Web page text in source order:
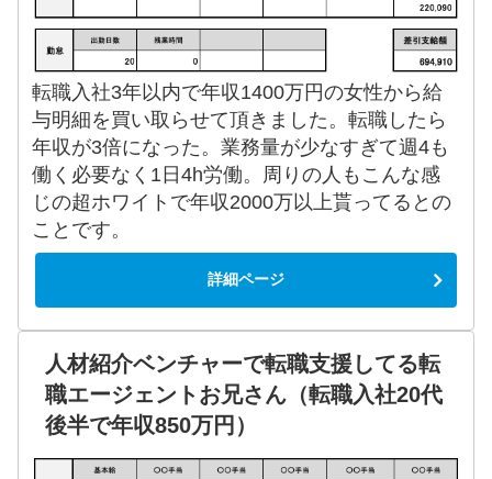
転職入社3年以内で年収1400万円の女性から給
与明細を買い取らせて頂きました。転職したら
年収が3倍になった。業務量が少なすぎて週4も
働く必要なく1日4h労働。周りの人もこんな感
じの超ホワイトで年収2000万以上貰ってるとの
ことです。
詳細ページ
人材紹介ベンチャーで転職支援してる転
職エージェントお兄さん（転職入社20代
後半で年収850万円）